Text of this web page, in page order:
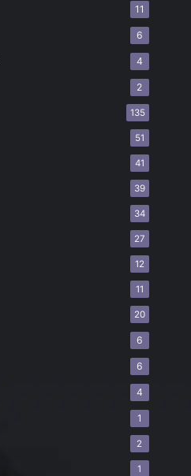
11
6
4
2
135
51
41
39
34
27
12
11
20
6
6
4
1
2
1